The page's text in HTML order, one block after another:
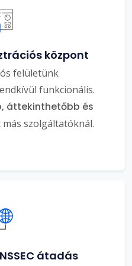
központ
felületünk
funkcionális.
áttekinthetőbb és
más szolgáltatóknál.
átadás